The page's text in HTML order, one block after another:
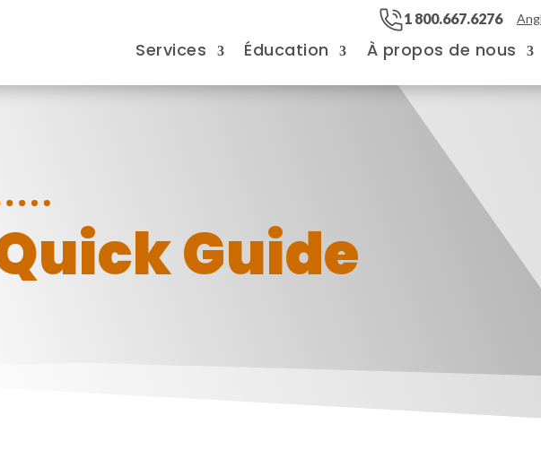
1 800.667.6276
Services Éducation À propos de nous
Guide